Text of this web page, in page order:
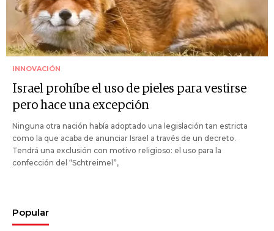
INNOVACIÓN
Israel prohíbe el uso de pieles para vestirse
pero hace una excepción
Ninguna otra nación había adoptado una legislación tan estricta
como la que acaba de anunciar Israel a través de un decreto.
Tendrá una exclusión con motivo religioso: el uso para la
confección del “Schtreimel”,
Popular